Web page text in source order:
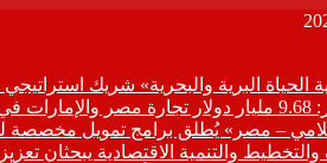
الحياة البرية والبحرية» شريك استراتيجي
– مصر» يُطلق برامج تمويل مخصصة
والتخطيط والتنمية الاقتصادية يبحثان